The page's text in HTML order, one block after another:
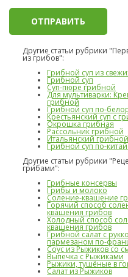
Другие статьи рубрики
из грибов":
Грибной суп из
Грибной суп
Суп-пюре грибной
Для мультиварки:
грибной
Грибной суп по-
Крестьянский суп с
Окрошка грибная
Рассольник грибной
Итальянский
Грибной суп по-
Другие статьи рубрики
грибами":
Грибные консервы
Грибы и молоко
Соление-квашение
Горячий способ
квашения грибов
Холодный способ
квашения грибов
Грибной салат с
пармезаном по-
Соус из Рыжиков со
Выпечка с Рыжиками
Рыжики, тушёные в
Салат из Рыжиков